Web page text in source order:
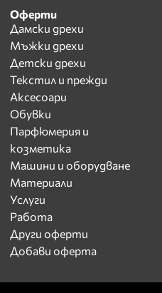
Оферти
Дамски дрехи
Мъжки дрехи
Детски дрехи
Текстил и прежди
Аксесоари
Обувки
Парфюмерия и
козметика
Машини и оборудване
Материали
Услуги
Работа
Други оферти
Добави оферта